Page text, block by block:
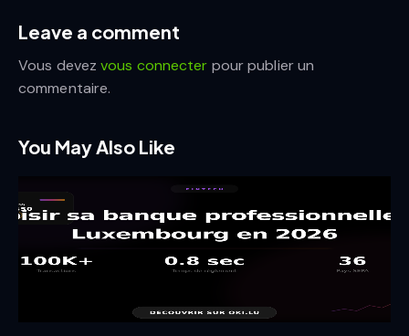
Leave a comment
Vous devezvous connecter pour publier un
commentaire.
You May Also Like